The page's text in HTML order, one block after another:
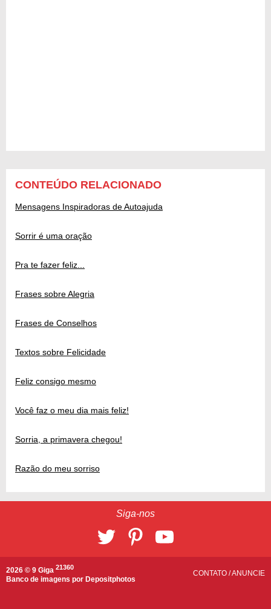
CONTEÚDO RELACIONADO
Mensagens Inspiradoras de Autoajuda
Sorrir é uma oração
Pra te fazer feliz...
Frases sobre Alegria
Frases de Conselhos
Textos sobre Felicidade
Feliz consigo mesmo
Você faz o meu dia mais feliz!
Sorria, a primavera chegou!
Razão do meu sorriso
Siga-nos
2026 © 9 Giga 21360
Banco de imagens por Depositphotos
CONTATO /ANUNCIE